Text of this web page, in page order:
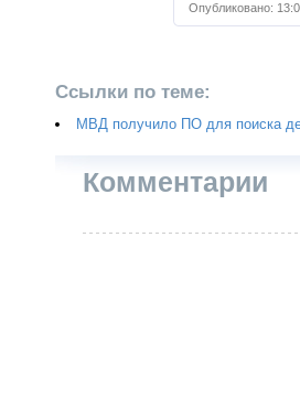
Опубликовано:
Ссылки по теме:
МВД получило ПО для поиска
Комментарии